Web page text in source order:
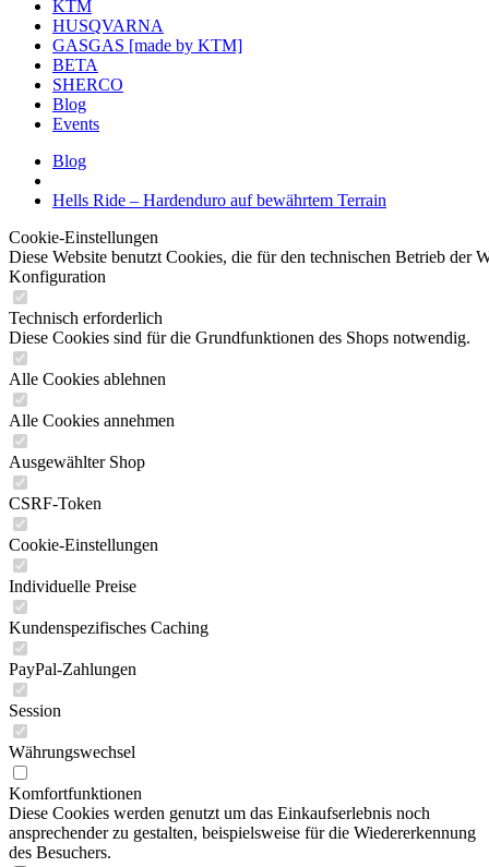
KTM
HUSQVARNA
GASGAS [made by KTM]
BETA
SHERCO
Blog
Events
Blog
Hells Ride – Hardenduro auf bewährtem Terrain
Cookie-Einstellungen
Diese Website benutzt Cookies, die für den technischen Betrieb der
Konfiguration
Technisch erforderlich
Diese Cookies sind für die Grundfunktionen des Shops notwendig.
Alle Cookies ablehnen
Alle Cookies annehmen
Ausgewählter Shop
CSRF-Token
Cookie-Einstellungen
Individuelle Preise
Kundenspezifisches Caching
PayPal-Zahlungen
Session
Währungswechsel
Komfortfunktionen
Diese Cookies werden genutzt um das Einkaufserlebnis noch
ansprechender zu gestalten, beispielsweise für die Wiedererkennung
des Besuchers.